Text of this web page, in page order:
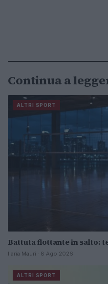
Continua a
ALTRI SPORT
Battuta flottante in salto:
Ilaria Mauri · 8 Ago 2026
ALTRI SPORT